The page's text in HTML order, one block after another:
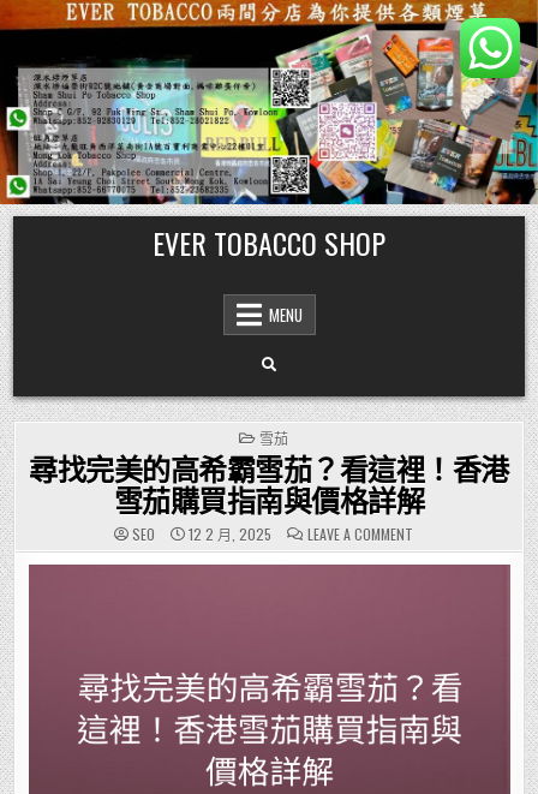
Skip
to
content
EVER TOBACCO SHOP
MENU
POSTED
IN
雪茄
尋找完美的高希霸雪茄？看這裡！香港
雪茄購買指南與價格詳解
SEO 12 2 月, 2025 LEAVE A COMMENTON
尋
找
茄？
看
這
裡！
香
港